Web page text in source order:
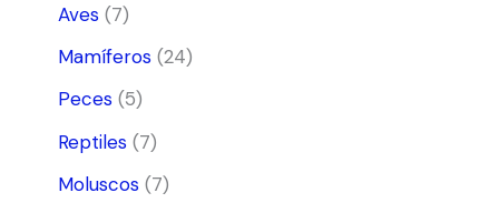
Aves(7)
Mamíferos(24)
Peces(5)
Reptiles(7)
Moluscos(7)